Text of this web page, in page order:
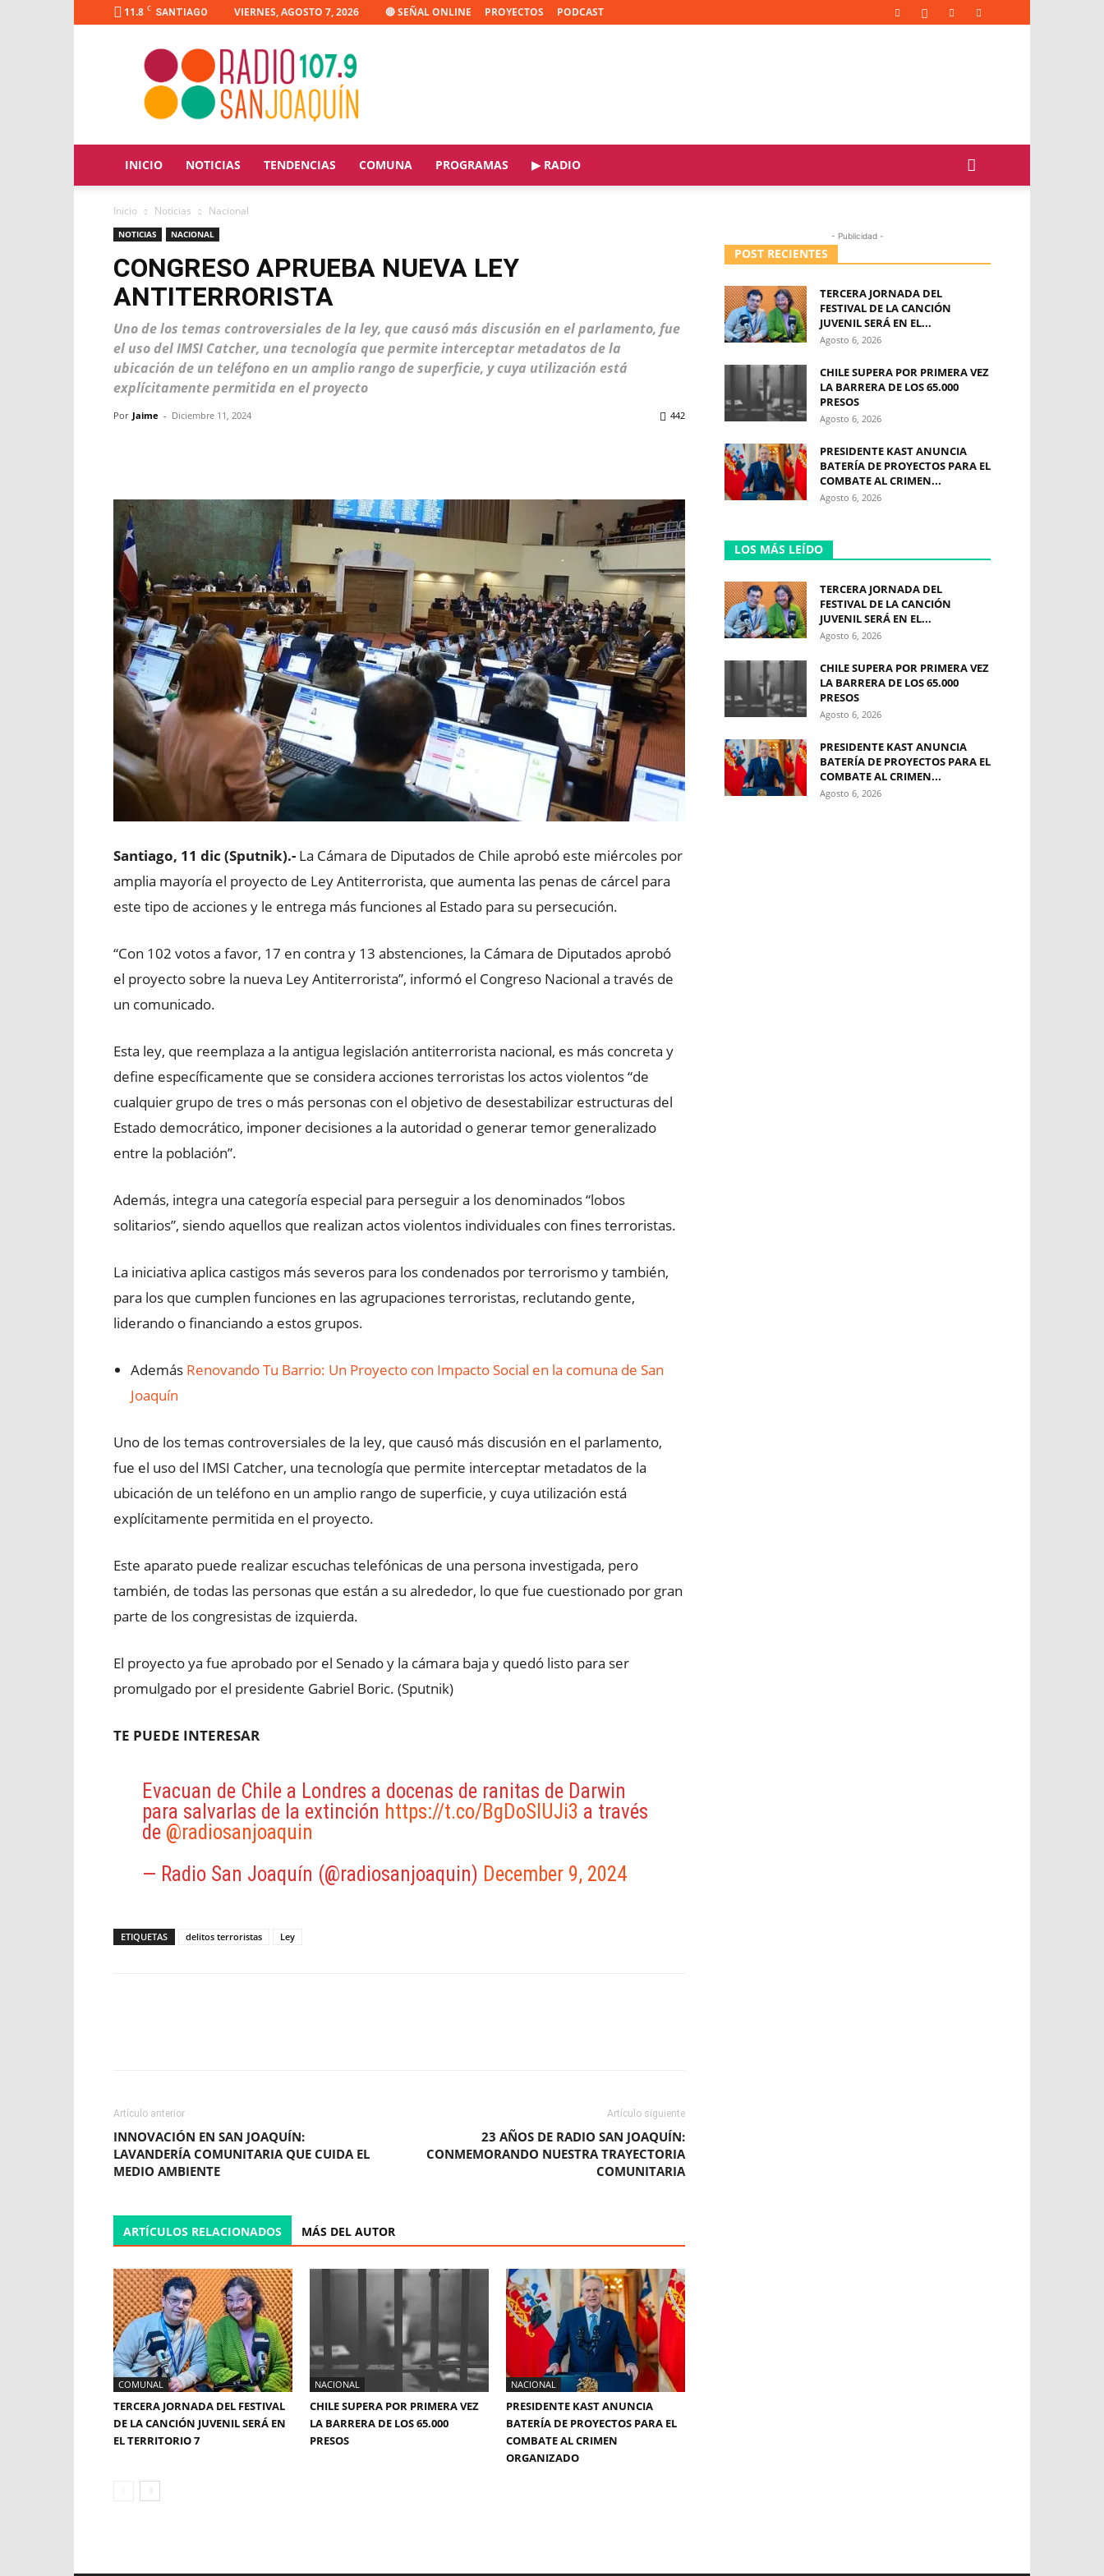
11.8 C SANTIAGO VIERNES, AGOSTO 7, 2026 🔴 SEÑAL ONLINE PROYECTOS PODCAST
Radio
Joaquín
INICIO NOTICIAS TENDENCIAS COMUNA PROGRAMAS ▶ RADIO
Inicio Noticias Nacional
NOTICIAS NACIONAL
CONGRESO APRUEBA NUEVA LEY
ANTITERRORISTA
Uno de los temas controversiales de la ley, que causó más discusión en el parlamento, fue
el uso del IMSI Catcher, una tecnología que permite interceptar metadatos de la
ubicación de un teléfono en un amplio rango de superficie, y cuya utilización está
explícitamente permitida en el proyecto
Por Jaime - Diciembre 11, 2024 442
Santiago, 11 dic (Sputnik).- La Cámara de Diputados de Chile aprobó este miércoles por
amplia mayoría el proyecto de Ley Antiterrorista, que aumenta las penas de cárcel para
este tipo de acciones y le entrega más funciones al Estado para su persecución.
“Con 102 votos a favor, 17 en contra y 13 abstenciones, la Cámara de Diputados aprobó
el proyecto sobre la nueva Ley Antiterrorista”, informó el Congreso Nacional a través de
un comunicado.
Esta ley, que reemplaza a la antigua legislación antiterrorista nacional, es más concreta y
define específicamente que se considera acciones terroristas los actos violentos “de
cualquier grupo de tres o más personas con el objetivo de desestabilizar estructuras del
Estado democrático, imponer decisiones a la autoridad o generar temor generalizado
entre la población”.
Además, integra una categoría especial para perseguir a los denominados “lobos
solitarios”, siendo aquellos que realizan actos violentos individuales con fines terroristas.
La iniciativa aplica castigos más severos para los condenados por terrorismo y también,
para los que cumplen funciones en las agrupaciones terroristas, reclutando gente,
liderando o financiando a estos grupos.
Además Renovando Tu Barrio: Un Proyecto con Impacto Social en la comuna de San
Joaquín
Uno de los temas controversiales de la ley, que causó más discusión en el parlamento,
fue el uso del IMSI Catcher, una tecnología que permite interceptar metadatos de la
ubicación de un teléfono en un amplio rango de superficie, y cuya utilización está
explícitamente permitida en el proyecto.
Este aparato puede realizar escuchas telefónicas de una persona investigada, pero
también, de todas las personas que están a su alrededor, lo que fue cuestionado por gran
parte de los congresistas de izquierda.
El proyecto ya fue aprobado por el Senado y la cámara baja y quedó listo para ser
promulgado por el presidente Gabriel Boric. (Sputnik)
TE PUEDE INTERESAR
Evacuan de Chile a Londres a docenas de ranitas de Darwin
para salvarlas de la extinción https://t.co/BgDoSIUJi3 a través
de @radiosanjoaquin
— Radio San Joaquín (@radiosanjoaquin) December 9, 2024
ETIQUETAS delitos terroristas Ley
Artículo anterior
INNOVACIÓN EN SAN JOAQUÍN:
LAVANDERÍA COMUNITARIA QUE CUIDA EL
MEDIO AMBIENTE
Artículo siguiente
23 AÑOS DE RADIO SAN JOAQUÍN:
CONMEMORANDO NUESTRA TRAYECTORIA
COMUNITARIA
ARTÍCULOS RELACIONADOS MÁS DEL AUTOR
COMUNAL
TERCERA JORNADA DEL FESTIVAL
DE LA CANCIÓN JUVENIL SERÁ EN
EL TERRITORIO 7
NACIONAL
CHILE SUPERA POR PRIMERA VEZ
LA BARRERA DE LOS 65.000
PRESOS
NACIONAL
PRESIDENTE KAST ANUNCIA
BATERÍA DE PROYECTOS PARA EL
COMBATE AL CRIMEN
ORGANIZADO
- Publicidad -
POST RECIENTES
TERCERA JORNADA DEL
FESTIVAL DE LA CANCIÓN
JUVENIL SERÁ EN EL...
Agosto 6, 2026
CHILE SUPERA POR PRIMERA VEZ
LA BARRERA DE LOS 65.000
PRESOS
Agosto 6, 2026
PRESIDENTE KAST ANUNCIA
BATERÍA DE PROYECTOS PARA EL
COMBATE AL CRIMEN...
Agosto 6, 2026
LOS MÁS LEÍDO
TERCERA JORNADA DEL
FESTIVAL DE LA CANCIÓN
JUVENIL SERÁ EN EL...
Agosto 6, 2026
CHILE SUPERA POR PRIMERA VEZ
LA BARRERA DE LOS 65.000
PRESOS
Agosto 6, 2026
PRESIDENTE KAST ANUNCIA
BATERÍA DE PROYECTOS PARA EL
COMBATE AL CRIMEN...
Agosto 6, 2026